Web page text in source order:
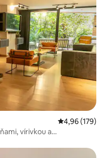
Priemerné
4,96 (179)
vírivkou a